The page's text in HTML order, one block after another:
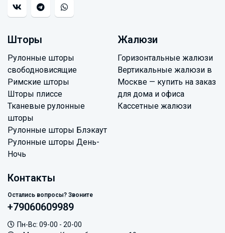
Шторы
Рулонные шторы
свободновисящие
Римские шторы
Шторы плиссе
Тканевые рулонные
шторы
Рулонные шторы Блэкаут
Рулонные шторы День-
Ночь
Жалюзи
Горизонтальные жалюзи
Вертикальные жалюзи в
Москве — купить на заказ
для дома и офиса
Кассетные жалюзи
Контакты
Остались вопросы? Звоните
+79060609989
Пн-Вс: 09-00 - 20-00